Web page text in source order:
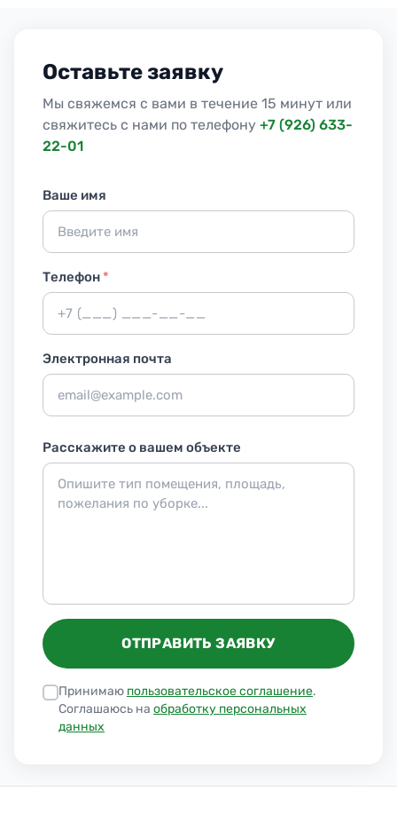
Оставьте заявку
Мы свяжемся с вами в течение 15 минут или
свяжитесь с нами по телефону +7 (926) 633-
22-01
Ваше имя
Телефон*
Электронная почта
Расскажите о вашем объекте
ОТПРАВИТЬ ЗАЯВКУ
Принимаю пользовательское соглашение.
Соглашаюсь на обработку персональных
данных